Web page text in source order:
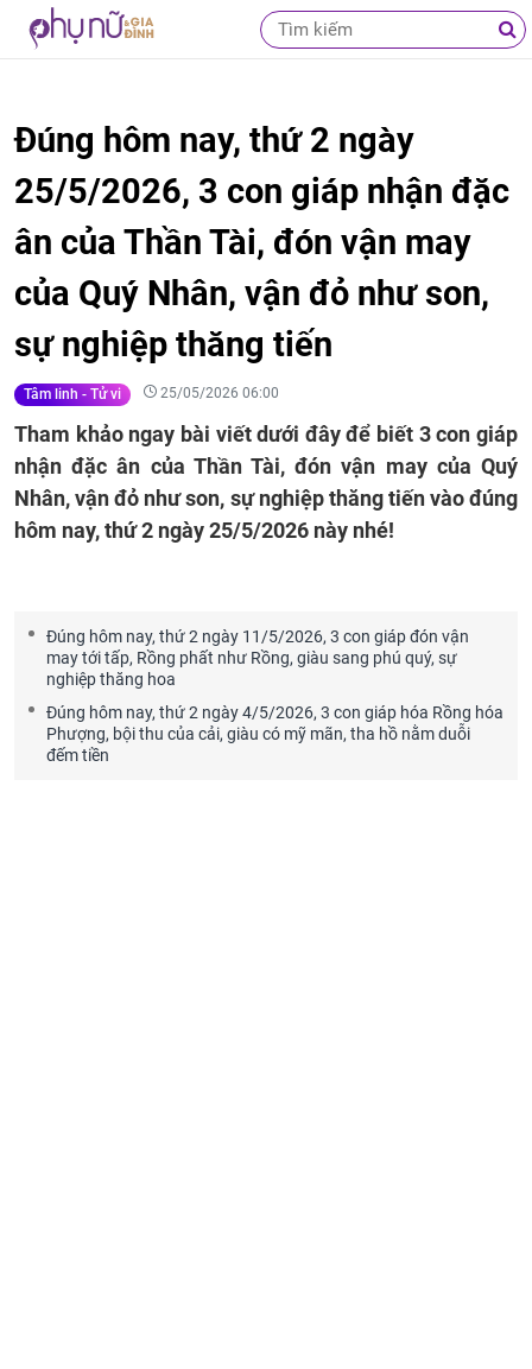
Đúng hôm nay, thứ 2 ngày
25/5/2026, 3 con giáp nhận đặc
ân của Thần Tài, đón vận may
của Quý Nhân, vận đỏ như son,
sự nghiệp thăng tiến
Tâm linh - Tử vi 25/05/2026 06:00
Tham khảo ngay bài viết dưới đây để biết 3 con giáp
nhận đặc ân của Thần Tài, đón vận may của Quý
Nhân, vận đỏ như son, sự nghiệp thăng tiến vào đúng
hôm nay, thứ 2 ngày 25/5/2026 này nhé!
Đúng hôm nay, thứ 2 ngày 11/5/2026, 3 con giáp đón vận
may tới tấp, Rồng phất như Rồng, giàu sang phú quý, sự
nghiệp thăng hoa
Đúng hôm nay, thứ 2 ngày 4/5/2026, 3 con giáp hóa Rồng hóa
Phượng, bội thu của cải, giàu có mỹ mãn, tha hồ nằm duỗi
đếm tiền